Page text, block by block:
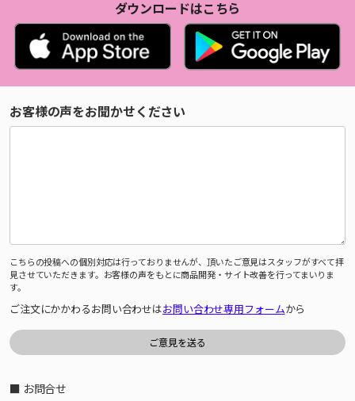
ダウンロードはこちら
お客様の声をお聞かせください
こちらの投稿への個別対応は行っておりませんが、頂いたご意見はスタッフがすべて拝
見させていただきます。お客様の声をもとに商品開発・サイト改善を行ってまいりま
す。
ご注文にかかわるお問い合わせはお問い合わせ専用フォームから
■ お問合せ